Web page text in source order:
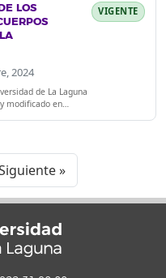
LOS
2024
de La Laguna
modificado en…
VIGENTE
»